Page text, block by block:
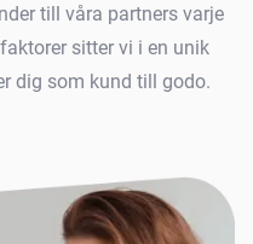
till våra partners varje
sitter vi i en unik
dig som kund till godo.